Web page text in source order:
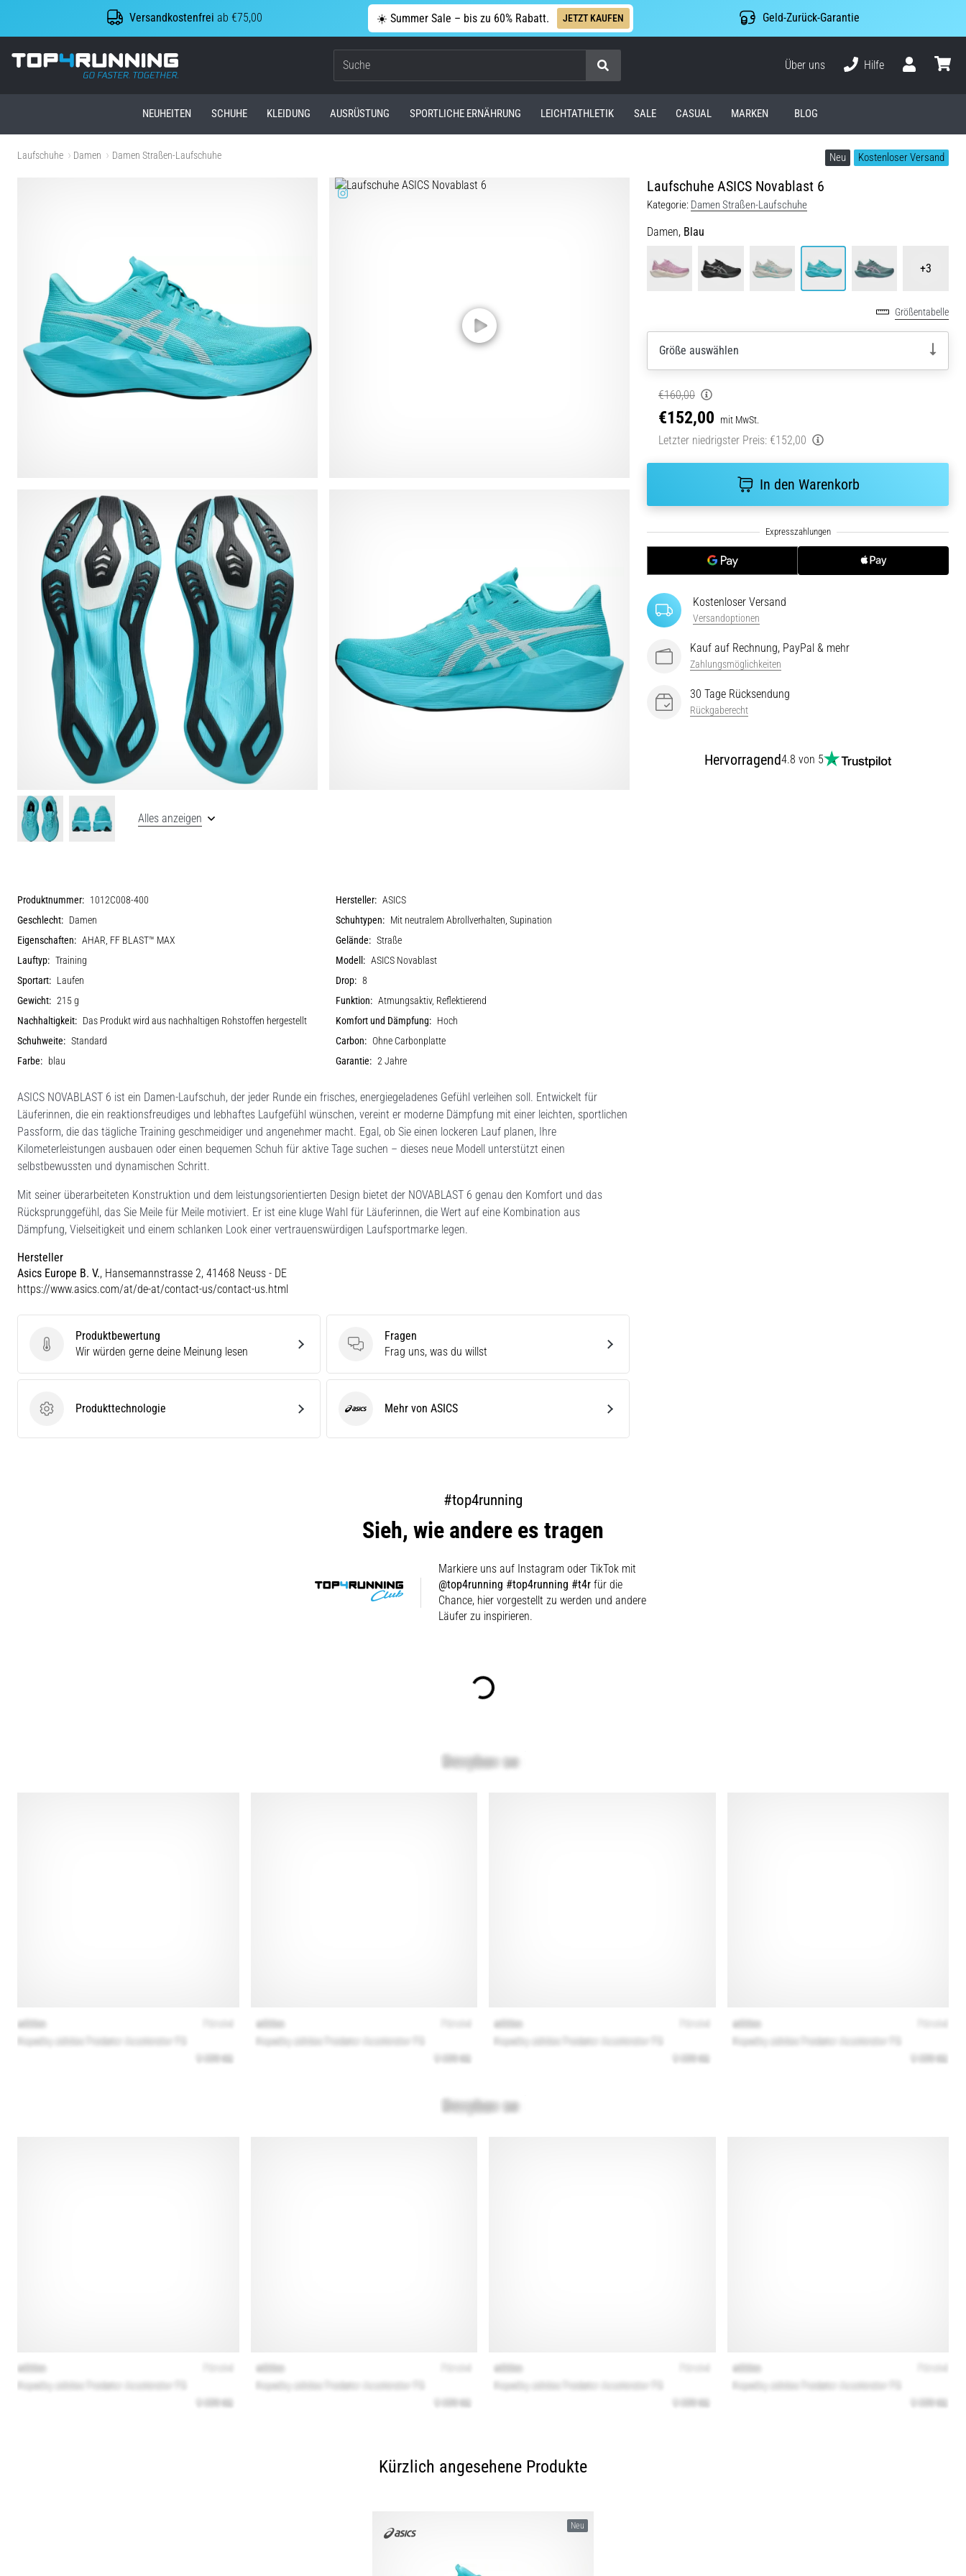
Versandkostenfrei ab €75,00 ☀️ Summer Sale – bis zu 60% Rabatt. JETZT KAUFEN Geld-Zurück-Garantie
Top4Running.at
Suche
Über uns
Hilfe
NEUHEITEN SCHUHE KLEIDUNG AUSRÜSTUNG SPORTLICHE ERNÄHRUNG LEICHTATHLETIK SALE CASUAL MARKEN BLOG
Laufschuhe Damen Damen Straßen-Laufschuhe Neu Kostenloser Versand
Laufschuhe ASICS Novablast 6
Kategorie: Damen Straßen-Laufschuhe
Damen, Blau
+3
Größentabelle
Größe auswählen
€160,00
€152,00 mit MwSt.
Letzter niedrigster Preis: €152,00
In den Warenkorb
Kostenloser Versand
Versandoptionen
Kauf auf Rechnung, PayPal & mehr
Zahlungsmöglichkeiten
30 Tage Rücksendung
Rückgaberecht
Hervorragend4.8 von 5
Alles anzeigen
Produktnummer: 1012C008-400 Hersteller: ASICS
Geschlecht: Damen Schuhtypen: Mit neutralem Abrollverhalten, Supination
Eigenschaften: AHAR, FF BLAST™ MAX Gelände: Straße
Lauftyp: Training Modell: ASICS Novablast
Sportart: Laufen Drop: 8
Gewicht: 215 g Funktion: Atmungsaktiv, Reflektierend
Nachhaltigkeit: Das Produkt wird aus nachhaltigen Rohstoffen hergestellt Komfort und Dämpfung: Hoch
Schuhweite: Standard Carbon: Ohne Carbonplatte
Farbe: blau Garantie: 2 Jahre
ASICS NOVABLAST 6 ist ein Damen-Laufschuh, der jeder Runde ein frisches, energiegeladenes Gefühl verleihen soll. Entwickelt für
Läuferinnen, die ein reaktionsfreudiges und lebhaftes Laufgefühl wünschen, vereint er moderne Dämpfung mit einer leichten, sportlichen
Passform, die das tägliche Training geschmeidiger und angenehmer macht. Egal, ob Sie einen lockeren Lauf planen, Ihre
Kilometerleistungen ausbauen oder einen bequemen Schuh für aktive Tage suchen – dieses neue Modell unterstützt einen
selbstbewussten und dynamischen Schritt.
Mit seiner überarbeiteten Konstruktion und dem leistungsorientierten Design bietet der NOVABLAST 6 genau den Komfort und das
Rücksprunggefühl, das Sie Meile für Meile motiviert. Er ist eine kluge Wahl für Läuferinnen, die Wert auf eine Kombination aus
Dämpfung, Vielseitigkeit und einem schlanken Look einer vertrauenswürdigen Laufsportmarke legen.
Hersteller
Asics Europe B. V., Hansemannstrasse 2, 41468 Neuss - DE
https://www.asics.com/at/de-at/contact-us/contact-us.html
Produktbewertung
Produktbewertung
Wir würden gerne deine Meinung lesen
Fragen
Fragen
Frag uns, was du willst
Produkttechnologie
Produkttechnologie ASICS Mehr von ASICS
#top4running
Sieh, wie andere es tragen
Markiere uns auf Instagram oder TikTok mit
@top4running #top4running #t4r für die
Chance, hier vorgestellt zu werden und andere
Läufer zu inspirieren.
Kürzlich angesehene Produkte
Neu